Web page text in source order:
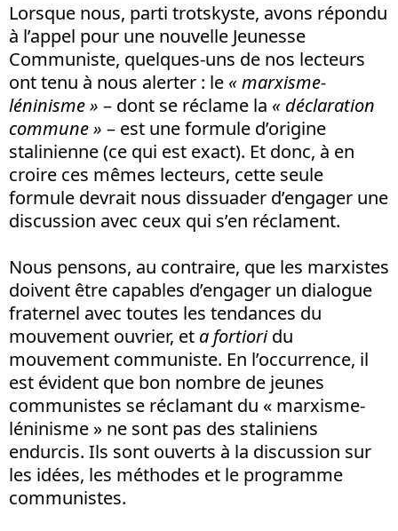
Lorsque nous, parti trotskyste, avons répondu
à l’appel pour une nouvelle Jeunesse
Communiste, quelques-uns de nos lecteurs
ont tenu à nous alerter : le « marxisme-
léninisme » – dont se réclame la « déclaration
commune » – est une formule d’origine
stalinienne (ce qui est exact). Et donc, à en
croire ces mêmes lecteurs, cette seule
formule devrait nous dissuader d’engager une
discussion avec ceux qui s’en réclament.
Nous pensons, au contraire, que les marxistes
doivent être capables d’engager un dialogue
fraternel avec toutes les tendances du
mouvement ouvrier, et a fortioridu
mouvement communiste. En l’occurrence, il
est évident que bon nombre de jeunes
communistes se réclamant du « marxisme-
léninisme » ne sont pas des staliniens
endurcis. Ils sont ouverts à la discussion sur
les idées, les méthodes et le programme
communistes.